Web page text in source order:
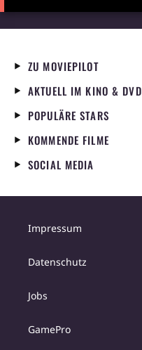
ZU MOVIEPILOT
AKTUELL IM KINO & DVD
POPULÄRE STARS
KOMMENDE FILME
SOCIAL MEDIA
Impressum
Datenschutz
Jobs
GamePro